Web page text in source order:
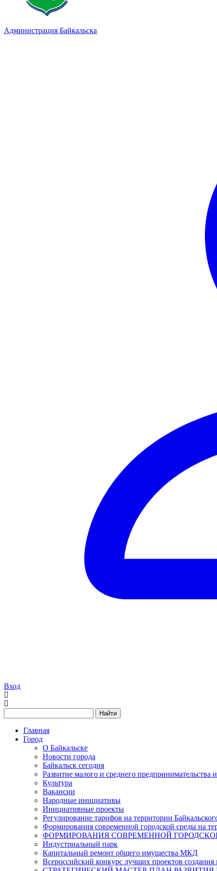
Администрация Байкальска
Вход
Найти
Главная
Город
О Байкальске
Новости города
Байкальск сегодня
Развитие малого и среднего предпринимательства
Культура
Вакансии
Народные инициативы
Инициативные проекты
Регулирование тарифов на территории
Формирования современной городской среды на
ФОРМИРОВАНИЯ СОВРЕМЕННОЙ
Индустриальный парк
Капитальный ремонт общего имущества МКД
Всероссийский конкурс лучших проектов